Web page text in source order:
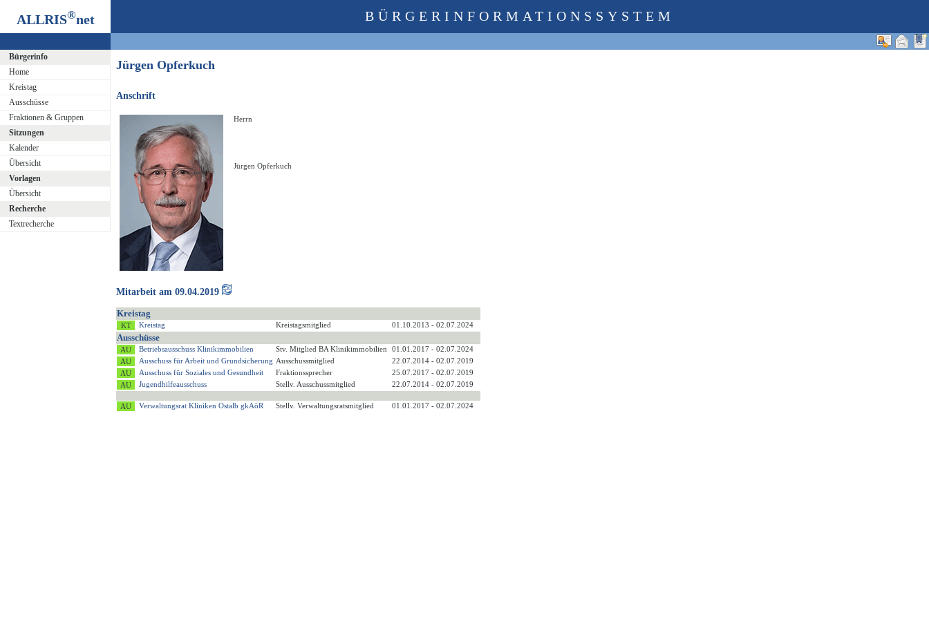
ALLRIS®net
Bürgerinfo
Home
Kreistag
Ausschüsse
Fraktionen & Gruppen
Sitzungen
Kalender
Übersicht
Vorlagen
Übersicht
Recherche
Textrecherche
BÜRGERINFORMATIONSSYSTEM
Jürgen Opferkuch
Anschrift
Herrn
Jürgen Opferkuch
Mitarbeit am 09.04.2019
Kreistag
Kreistag Kreistagsmitglied 01.10.2013 - 02.07.2024
Ausschüsse
Betriebsausschuss Klinikimmobilien Stv. Mitglied BA Klinikimmobilien
01.01.2017 - 02.07.2024
Ausschuss für Arbeit und Grundsicherung Ausschussmitglied
22.07.2014 - 02.07.2019
Ausschuss für Soziales und Gesundheit
Fraktionssprecher
25.07.2017 - 02.07.2019
Jugendhilfeausschuss
Stellv. Ausschussmitglied 22.07.2014 - 02.07.2019
Verwaltungsrat Kliniken Ostalb gkAöR Stellv. Verwaltungsratsmitglied 01.01.2017 - 02.07.2024